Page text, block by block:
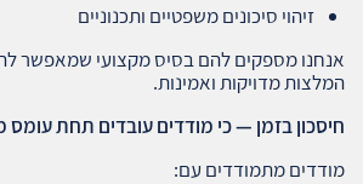
זיהוי סיכונים משפטיים ותכנוניים
אנחנו מספקים להם בסיס מקצועי שמאפשר
המלצות מדויקות ואמינות.
חיסכון בזמן — כי מודדים עובדים תחת עומס
מודדים מתמודדים עם: